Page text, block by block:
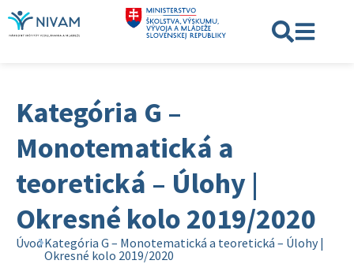
Kategória G –
Monotematická a
teoretická – Úlohy |
Okresné kolo 2019/2020
ÚvodKategória G – Monotematická a teoretická – Úlohy |
Okresné kolo 2019/2020